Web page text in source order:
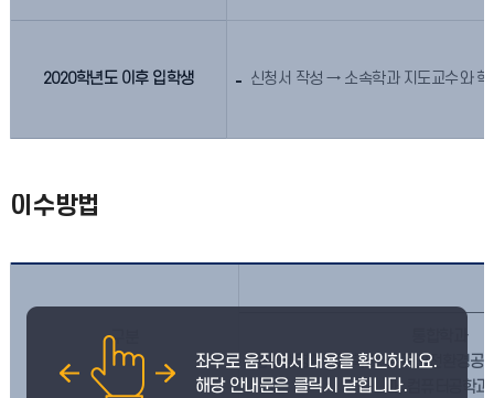
2020학년도 이후 입학생 신청서 작성 → 소속학과 지도교수와
이수방법
구분
(동물생명환경과학과, 토목안전환경공
과, 컴퓨터공학과)